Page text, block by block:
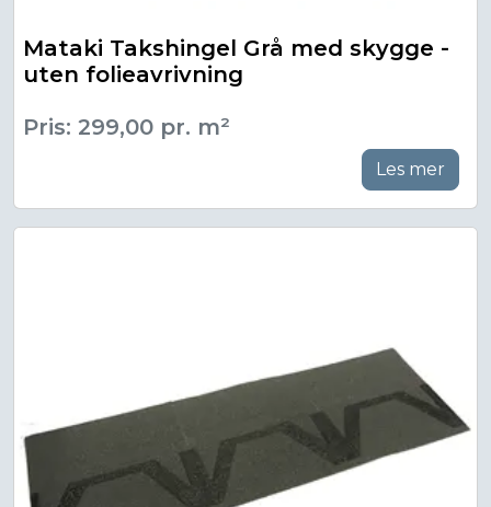
Mataki Takshingel Grå med skygge -
uten folieavrivning
Pris: 299,00 pr. m²
Les mer